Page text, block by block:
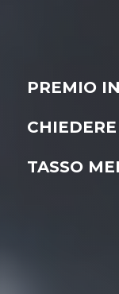
PREMIO
TASSO